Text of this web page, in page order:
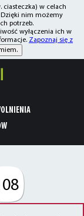
ciasteczka) w celach
nim możemy
potrzeb.
wyłączenia ich w
Zapoznaj się z